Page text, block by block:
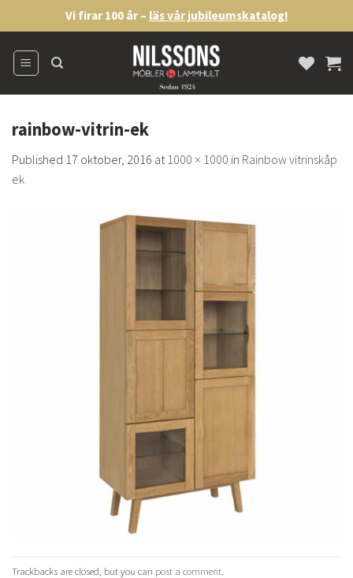
to
content
Vi firar 100 år – läs vår jubileumskatalog!
rainbow-vitrin-ek
Published 17 oktober, 2016 at1000 × 1000 in Rainbow vitrinskåp
ek
Trackbacks are closed, but you can post a comment